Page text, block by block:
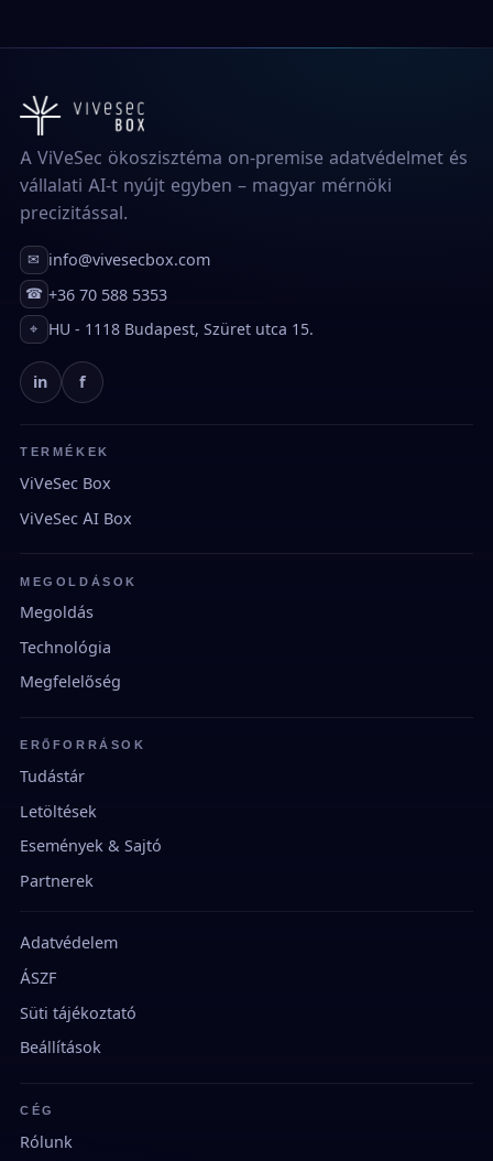
A ViVeSec ökoszisztéma on-premise adatvédelmet és
vállalati AI-t nyújt egyben – magyar mérnöki
precizitással.
✉ info@vivesecbox.com
☎ +36 70 588 5353
⌖ HU - 1118 Budapest, Szüret utca 15.
in f
TERMÉKEK
ViVeSec Box
ViVeSec AI Box
MEGOLDÁSOK
Megoldás
Technológia
Megfelelőség
ERŐFORRÁSOK
Tudástár
Letöltések
Események & Sajtó
Partnerek
Adatvédelem
ÁSZF
Süti tájékoztató
Beállítások
CÉG
Rólunk